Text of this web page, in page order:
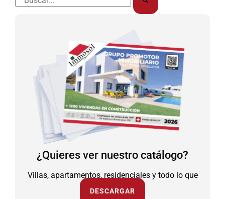
¿Quieres ver nuestro catálogo?
Villas, apartamentos, residenciales y todo lo que
DESCARGAR